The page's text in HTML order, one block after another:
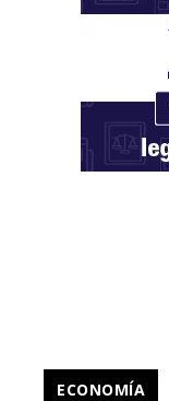
ECONOMÍA